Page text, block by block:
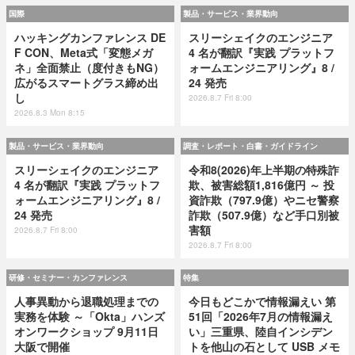
国際
ハッキングカンファレンス DE
F CON、Meta式「変態メガ
ネ」全面禁止（度付きもNG）
広がるスマートグラス締め出
し
2026.8.3 Mon 8:15
製品・サービス・業界動向
スリーシェイクのエンジニア
4 名が翻訳『実践 プラットフ
ォームエンジニアリング』8 /
24 発売
2026.8.7 Fri 8:00
製品・サービス・業界動向
スリーシェイクのエンジニア
4 名が翻訳『実践 プラットフ
ォームエンジニアリング』8 /
24 発売
2026.8.7 Fri 8:00
調査・レポート・白書・ガイドライン
令和8(2026)年上半期の特殊詐
欺、被害総額1,816億円 ～ 投
資詐欺（797.9億）やニセ警察
詐欺（507.9億）など手口別被
害額
2026.8.7 Fri 8:00
研修・セミナー・カンファレンス
人事異動から退職処理までの
実務を体験 ～「Okta」ハンズ
オンワークショップ 9月11日
大阪で開催
特集
今日もどこかで情報漏えい 第
51回「2026年7月の情報漏え
い」三重県、陸自インシデン
トを他山の石として USB メモ